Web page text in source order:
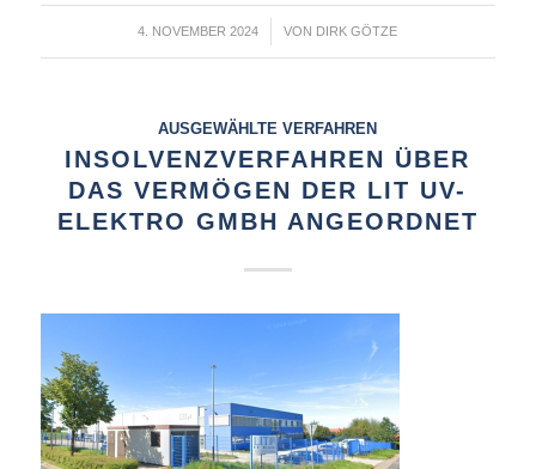
4. NOVEMBER 2024
/ VON DIRK GÖTZE
AUSGEWÄHLTE VERFAHREN
INSOLVENZVERFAHREN ÜBER
DAS VERMÖGEN DER LIT UV-
ELEKTRO GMBH ANGEORDNET